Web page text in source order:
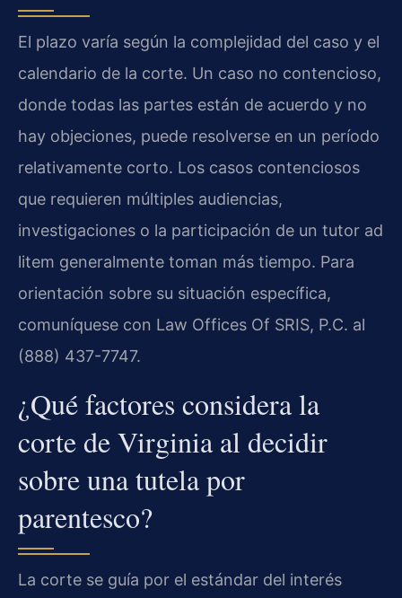
El plazo varía según la complejidad del caso y el
calendario de la corte. Un caso no contencioso,
donde todas las partes están de acuerdo y no
hay objeciones, puede resolverse en un período
relativamente corto. Los casos contenciosos
que requieren múltiples audiencias,
investigaciones o la participación de un tutor ad
litem generalmente toman más tiempo. Para
orientación sobre su situación específica,
comuníquese con Law Offices Of SRIS, P.C. al
(888) 437-7747.
¿Qué factores considera la
corte de Virginia al decidir
sobre una tutela por
parentesco?
La corte se guía por el estándar del interés